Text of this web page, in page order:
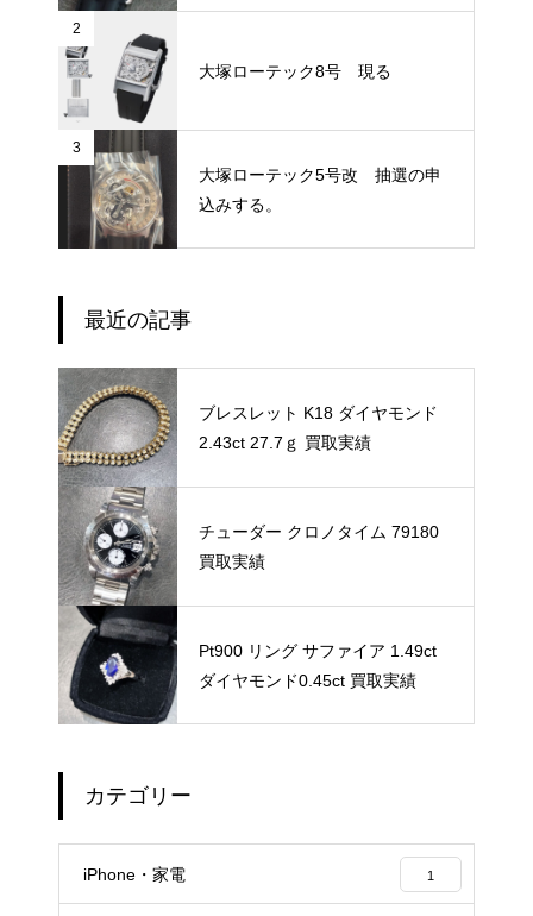
2
大塚ローテック8号 現る
3
大塚ローテック5号改 抽選の申
込みする。
最近の記事
ブレスレット K18 ダイヤモンド
2.43ct 27.7ｇ 買取実績
チューダー クロノタイム 79180
買取実績
Pt900 リング サファイア 1.49ct
ダイヤモンド0.45ct 買取実績
カテゴリー
iPhone・家電 1